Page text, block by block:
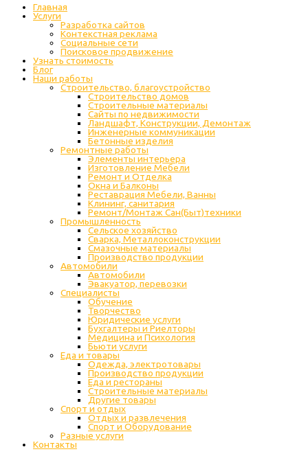
Главная
Услуги
Разработка сайтов
Контекстная реклама
Социальные сети
Поисковое продвижение
Узнать стоимость
Блог
Наши работы
Строительство, благоустройство
Строительство домов
Строительные материалы
Сайты по недвижимости
Ландшафт, Конструкции, Демонтаж
Инженерные коммуникации
Бетонные изделия
Ремонтные работы
Элементы интерьера
Изготовление Мебели
Ремонт и Отделка
Окна и Балконы
Реставрация Мебели, Ванны
Клининг, санитария
Ремонт/Монтаж Сан(Быт)техники
Промышленность
Cельское хозяйство
Сварка, Металлоконструкции
Cмазочные материалы
Производство продукции
Автомобили
Автомобили
Эвакуатор, перевозки
Специалисты
Обучение
Творчество
Юридические услуги
Бухгалтеры и Риелторы
Медицина и Психология
Бьюти услуги
Еда и товары
Одежда, электротовары
Производство продукции
Еда и рестораны
Строительные материалы
Другие товары
Спорт и отдых
Отдых и развлечения
Спорт и Оборудование
Разные услуги
Контакты